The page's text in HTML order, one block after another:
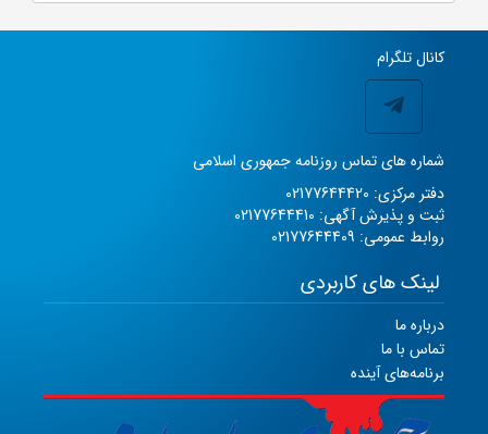
کانال تلگرام
شماره های تماس روزنامه جمهوری اسلامی
دفتر مرکزی: 02177644420
ثبت و پذیرش آگهی: 02177644410
روابط عمومی: 02177644409
لینک های کاربردی
درباره ما
تماس با ما
برنامه‌های آینده